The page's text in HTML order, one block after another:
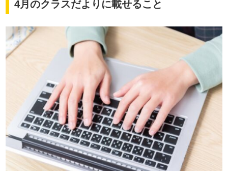
4月のクラスだよりに載せること